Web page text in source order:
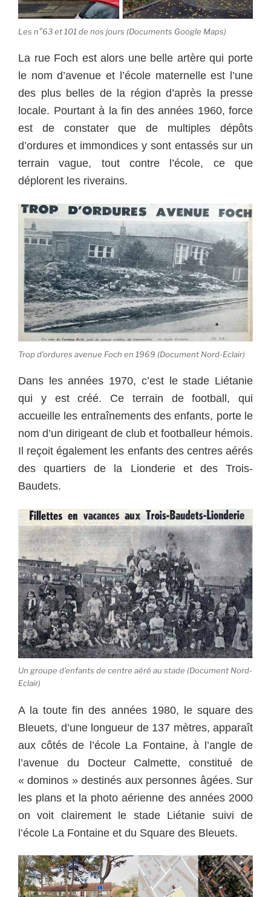
Les n°63 et 101 de nos jours (Documents Google Maps)
La rue Foch est alors une belle artère qui porte
le nom d’avenue et l’école maternelle est l’une
des plus belles de la région d’après la presse
locale. Pourtant à la fin des années 1960, force
est de constater que de multiples dépôts
d’ordures et immondices y sont entassés sur un
terrain vague, tout contre l’école, ce que
déplorent les riverains.
Trop d’ordures avenue Foch en 1969 (Document Nord-Eclair)
Dans les années 1970, c’est le stade Liétanie
qui y est créé. Ce terrain de football, qui
accueille les entraînements des enfants, porte le
nom d’un dirigeant de club et footballeur hémois.
Il reçoit également les enfants des centres aérés
des quartiers de la Lionderie et des Trois-
Baudets.
Un groupe d’enfants de centre aéré au stade (Document Nord-
Eclair)
A la toute fin des années 1980, le square des
Bleuets, d’une longueur de 137 mètres, apparaît
aux côtés de l’école La Fontaine, à l’angle de
l’avenue du Docteur Calmette, constitué de
« dominos » destinés aux personnes âgées. Sur
les plans et la photo aérienne des années 2000
on voit clairement le stade Liétanie suivi de
l’école La Fontaine et du Square des Bleuets.